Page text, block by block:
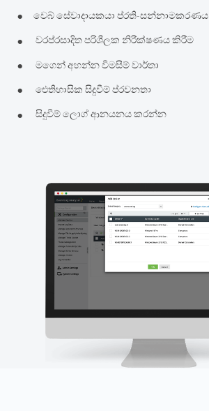
• වෙබ් සේවාදායකයා ප්රති-සන්නාමකරණය
• වරප්රසාදිත පරිශීලක නිරීක්ෂණය කිරීම
• මගෙන් අහන්න විමසීම් වාර්තා
• ඓතිහාසික සිදුවීම් ප්රවනතා
• සිදුවීම් ලොග් ආනයනය කරන්න